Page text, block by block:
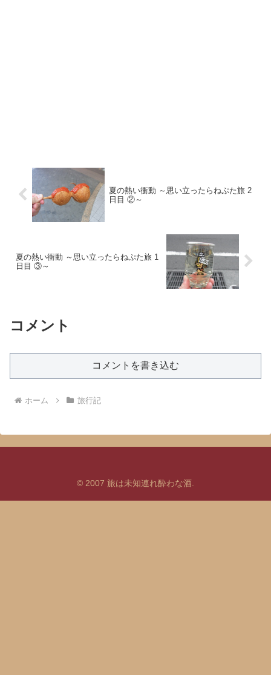
夏の熱い衝動 ～思い立ったらねぷた旅 2
日目 ②～
夏の熱い衝動 ～思い立ったらねぷた旅 1
日目 ③～
コメント
コメントを書き込む
ホーム 旅行記
© 2007 旅は未知連れ酔わな酒.